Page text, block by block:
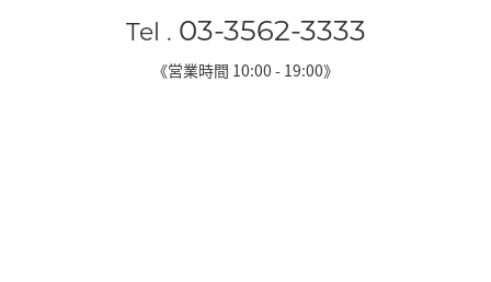
Tel . 03-3562-3333
《営業時間 10:00 - 19:00》